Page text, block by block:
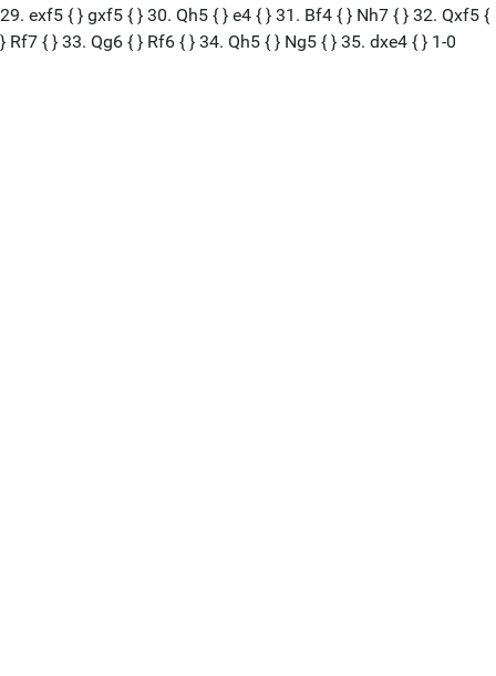
29. exf5 { } gxf5 { } 30. Qh5 { } e4 { } 31. Bf4 { } Nh7 { } 32. Qxf5 {
} Rf7 { } 33. Qg6 { } Rf6 { } 34. Qh5 { } Ng5 { } 35. dxe4 { } 1-0